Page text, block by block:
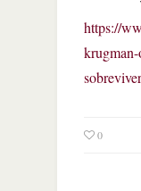
https://
0